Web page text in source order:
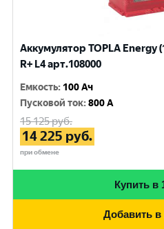
Аккумулятор TOPLA Energy
R+ L4 арт.108000
Емкость: 100 Ач
Пусковой ток:800 A
15 125руб.
14 225 руб.
при обмене
Купить в
Добавить в